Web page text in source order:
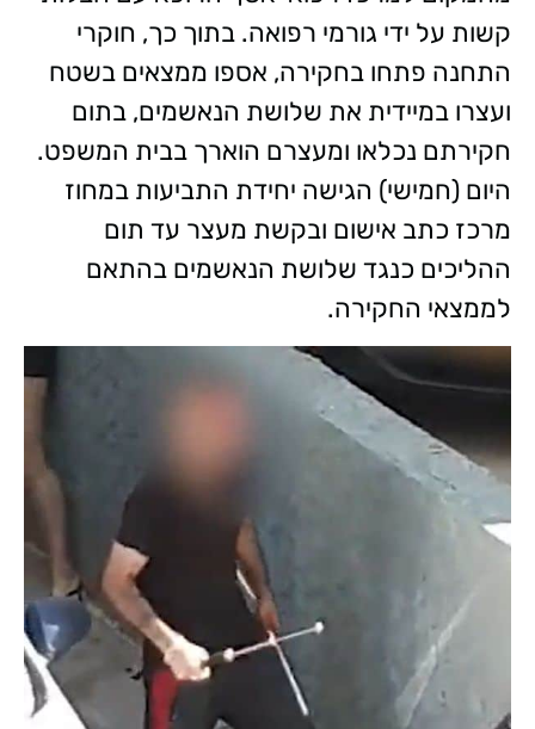
קשות על ידי גורמי רפואה. בתוך כך, חוקרי
התחנה פתחו בחקירה, אספו ממצאים בשטח
ועצרו במיידית את שלושת הנאשמים, בתום
חקירתם נכלאו ומעצרם הוארך בבית המשפט.
היום (חמישי) הגישה יחידת התביעות במחוז
מרכז כתב אישום ובקשת מעצר עד תום
ההליכים כנגד שלושת הנאשמים בהתאם
לממצאי החקירה.